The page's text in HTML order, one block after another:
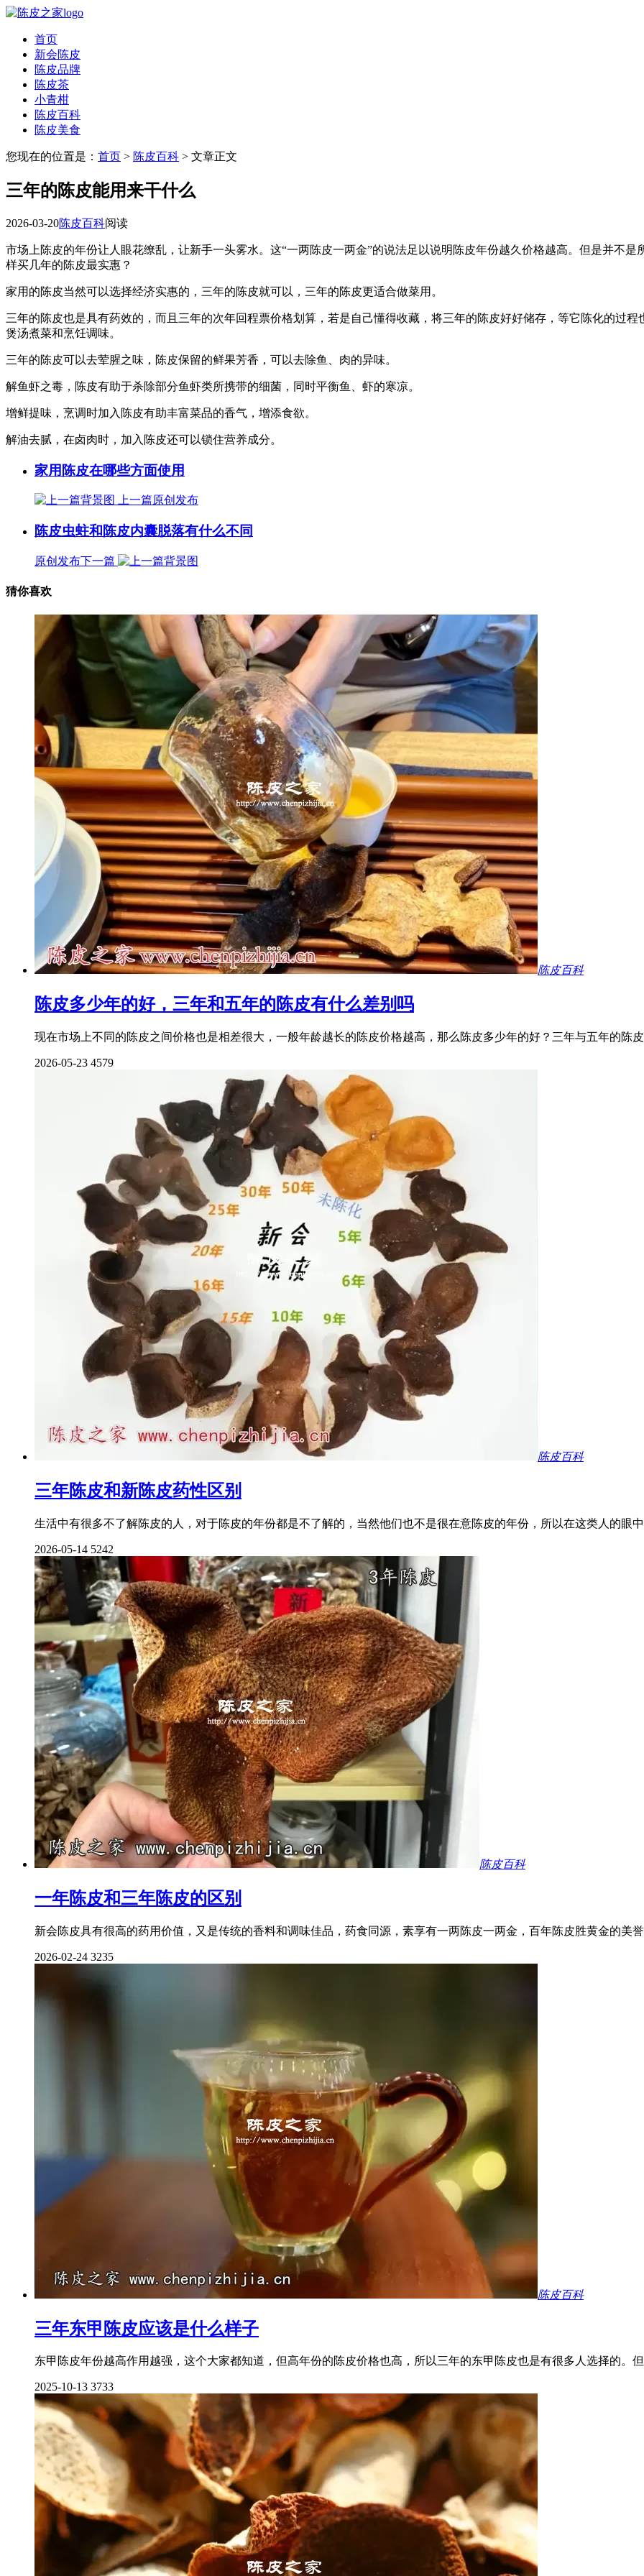
首页
新会陈皮
陈皮品牌
陈皮茶
小青柑
陈皮百科
陈皮美食
您现在的位置是： 首页 > 陈皮百科 > 文章正文
三年的陈皮能用来干什么
2026-03-20陈皮百科阅读
市场上陈皮的年份让人眼花缭乱，让新手一头雾水。这“一两陈皮一两金”的说法足以说明陈皮年份越久价格越高。但是并不
样买几年的陈皮最实惠？
家用的陈皮当然可以选择经济实惠的，三年的陈皮就可以，三年的陈皮更适合做菜用。
三年的陈皮也是具有药效的，而且三年的次年回程票价格划算，若是自己懂得收藏，将三年的陈皮好好储存，等它陈化的过
煲汤煮菜和烹饪调味。
三年的陈皮可以去荤腥之味，陈皮保留的鲜果芳香，可以去除鱼、肉的异味。
解鱼虾之毒，陈皮有助于杀除部分鱼虾类所携带的细菌，同时平衡鱼、虾的寒凉。
增鲜提味，烹调时加入陈皮有助丰富菜品的香气，增添食欲。
解油去腻，在卤肉时，加入陈皮还可以锁住营养成分。
家用陈皮在哪些方面使用
上一篇原创发布
陈皮虫蛀和陈皮内囊脱落有什么不同
原创发布下一篇
猜你喜欢
陈皮百科
陈皮多少年的好，三年和五年的陈皮有什么差别吗
现在市场上不同的陈皮之间价格也是相差很大，一般年龄越长的陈皮价格越高，那么陈皮多少年的好？三年与五年的陈
2026-05-23 4579
陈皮百科
三年陈皮和新陈皮药性区别
生活中有很多不了解陈皮的人，对于陈皮的年份都是不了解的，当然他们也不是很在意陈皮的年份，所以在这类人的眼
2026-05-14 5242
陈皮百科
一年陈皮和三年陈皮的区别
新会陈皮具有很高的药用价值，又是传统的香料和调味佳品，药食同源，素享有一两陈皮一两金，百年陈皮胜黄金的美
2026-02-24 3235
陈皮百科
三年东甲陈皮应该是什么样子
东甲陈皮年份越高作用越强，这个大家都知道，但高年份的陈皮价格也高，所以三年的东甲陈皮也是有很多人选择的。
2025-10-13 3733